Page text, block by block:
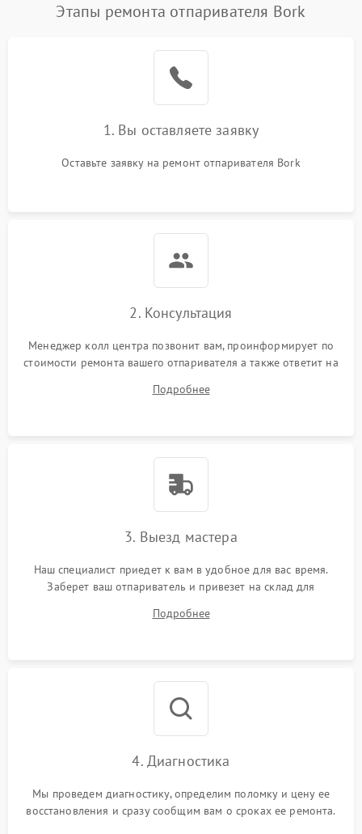
Этапы ремонта отпаривателя Bork
1. Вы оставляете заявку
Оставьте заявку на ремонт отпаривателя Bork
2. Консультация
Менеджер колл центра позвонит вам, проинформирует по
стоимости ремонта вашего отпаривателя а также ответит на
Подробнее
3. Выезд мастера
Наш специалист приедет к вам в удобное для вас время.
Заберет ваш отпариватель и привезет на склад для
Подробнее
4. Диагностика
Мы проведем диагностику, определим поломку и цену ее
восстановления и сразу сообщим вам о сроках ее ремонта.